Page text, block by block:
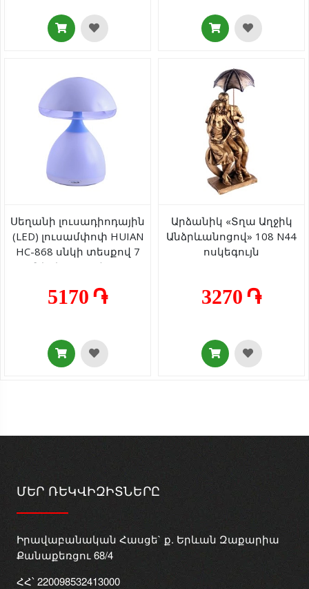
Սեղանի լուսադիոդային
(LED) լուսամփոփ HUIAN
HC-868 սնկի տեսքով 7
գույների լուսյով AG243-
5170 ֏
Արձանիկ «Տղա Աղջիկ
Անձրևանոցով» 108 N44
ոսկեգույն
3270 ֏
ՄԵՐ ՌԵԿՎԻԶԻՏՆԵՐԸ
Իրավաբանական Հասցե` ք. Երևան Զաքարիա
Քանաքեռցու 68/4
ՀՀ՝ 220098532413000